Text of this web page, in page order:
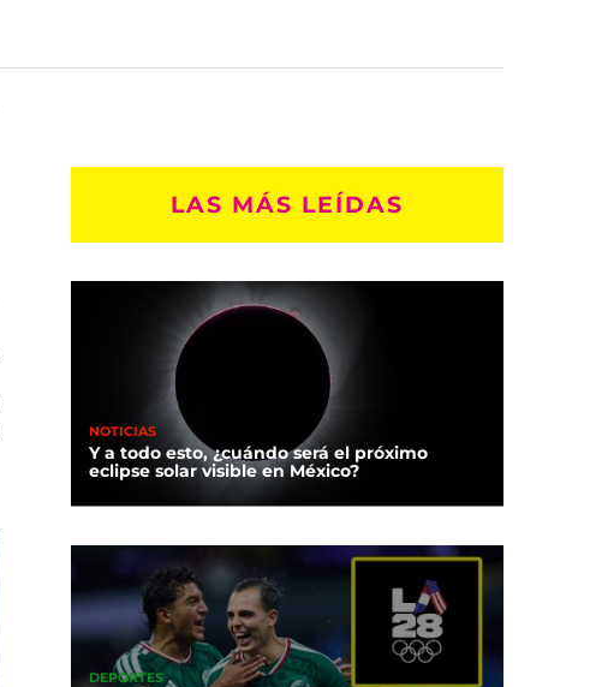
LAS MÁS LEÍDAS
NOTICIAS
Y a todo esto, ¿cuándo será el próximo
eclipse solar visible en México?
DEPORTES